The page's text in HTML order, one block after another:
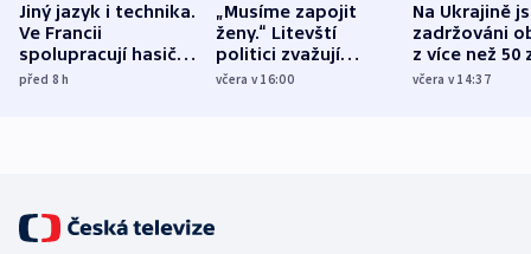
Jiný jazyk i technika.
Ve Francii
spolupracují hasiči z
různých zemí
před 8h
„Musíme zapojit
ženy.“ Litevští
politici zvažují
dohodu o
včera v 16:00
Na Ukrajině
zadržováni
z více než 50
Bojovali na
včera v 14:37